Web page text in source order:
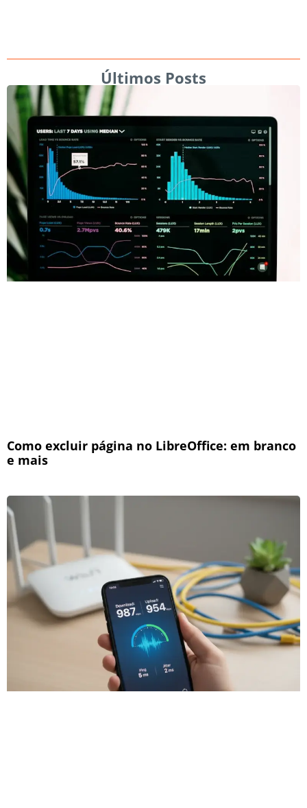
Últimos Posts
Como excluir página no LibreOffice: em branco
e mais